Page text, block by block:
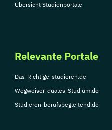
Übersicht Studienportale
Relevante Portale
Das-Richtige-studieren.de
Wegweiser-duales-Studium.de
Studieren-berufsbegleitend.de